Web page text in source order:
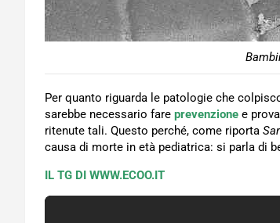
Per quanto riguarda le patologie che
sarebbe necessario fare prevenzione e
ritenute tali. Questo perché, come riporta
causa di morte in età pediatrica: si parla di
IL TG DI WWW.ECOO.IT